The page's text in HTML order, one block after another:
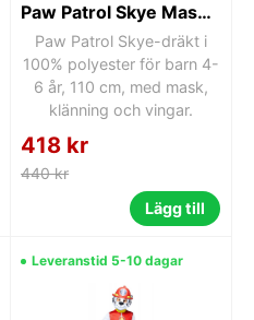
Paw Patrol Skye Maskeraddräkt 4–6 år (110 cm)
Paw Patrol Skye-dräkt i
100% polyester för barn 4-
6 år, 110 cm, med mask,
klänning och vingar.
418 kr
440 kr
Lägg till
Leveranstid 5-10 dagar